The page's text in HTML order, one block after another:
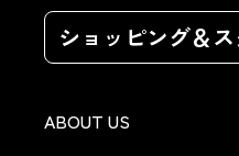
ショッピング＆
ABOUT US